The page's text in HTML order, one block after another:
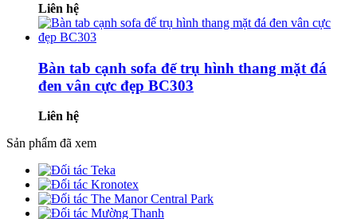
Liên hệ
Bàn tab cạnh sofa đế trụ hình thang mặt đá
đen vân cực đẹp BC303
Liên hệ
Sản phẩm đã xem